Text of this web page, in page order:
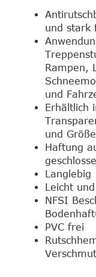
und stark
Rampen,
und
Erhältlich
und
Haftung
Langlebig
Leicht
NFSI
PVC frei